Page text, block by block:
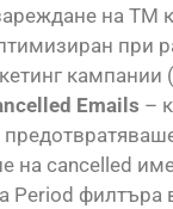
на TM
при
кампании
Emails –
на cancelled
Period филтъра